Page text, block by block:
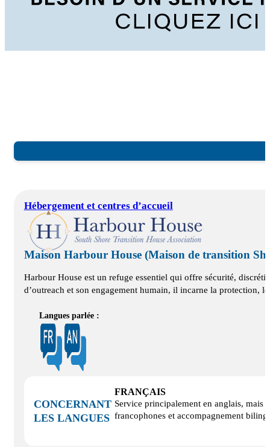
Hébergement et centres d’accueil
Maison Harbour House (Maison de transition
Harbour House est un refuge essentiel qui offre sécurité,
d’outreach et son engagement humain, il incarne la protection,
Langues parlée :
CONCERNANT
LES LANGUES
FRANÇAIS
Service principalement en anglais, mais
francophones et accompagnement